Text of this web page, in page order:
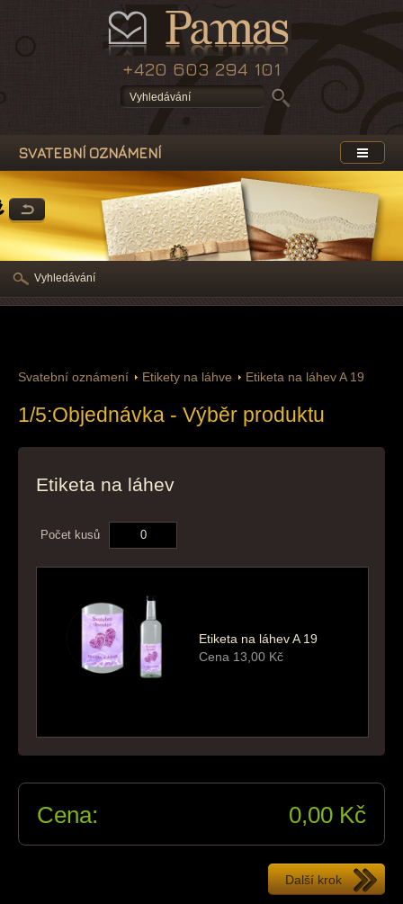
+420 603 294 101
SVATEBNÍ OZNÁMENÍ
Svatební oznámení Etikety na láhve Etiketa na láhev A 19
1/5:Objednávka - Výběr produktu
Etiketa na láhev
Počet kusů
Etiketa na láhev A 19
Cena 13,00 Kč
Cena: 0,00 Kč
Vyhledávání